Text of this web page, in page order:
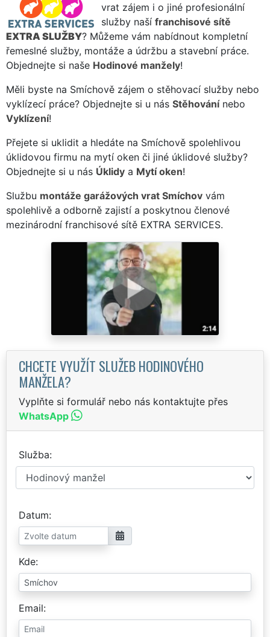
vrat zájem i o jiné profesionální
služby naší franchisové sítě
EXTRA SLUŽBY? Můžeme vám nabídnout kompletní
řemeslné služby, montáže a údržbu a stavební práce.
Objednejte si naše Hodinové manžely!
Měli byste na Smíchově zájem o stěhovací služby nebo
vyklízecí práce? Objednejte si u nás Stěhovánínebo
Vyklízení!
Přejete si uklidit a hledáte na Smíchově spolehlivou
úklidovou firmu na mytí oken či jiné úklidové služby?
Objednejte si u nás Úklidy a Mytí oken!
Službu montáže garážových vrat Smíchov vám
spolehlivě a odborně zajistí a poskytnou členové
mezinárodní franchisové sítě EXTRA SERVICES.
CHCETE VYUŽÍT SLUŽEB HODINOVÉHO
MANŽELA?
Vyplňte si formulář nebo nás kontaktujte přes
WhatsApp
Služba
Datum
Kde
Email